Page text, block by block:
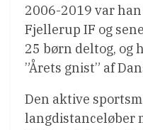
2006-2019 var
Fjellerup IF og
25 børn deltog, og
”Årets gnist” af
Den aktive
langdistanceløber